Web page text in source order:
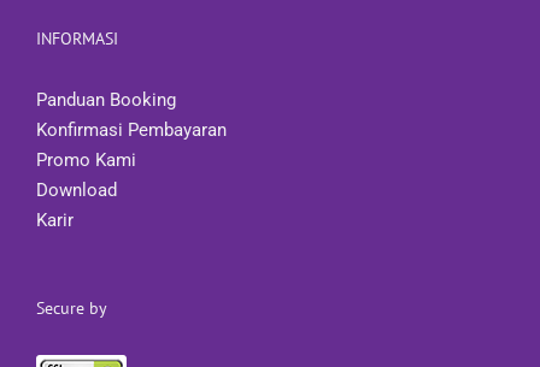
INFORMASI
Panduan Booking
Konfirmasi Pembayaran
Promo Kami
Download
Karir
Secure by